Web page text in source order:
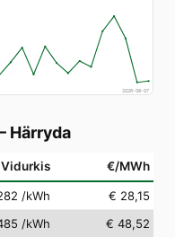
2026-08-07
Härryda
Vidurkis €/MWh
/kWh
€ 28,15
/kWh
€ 48,52